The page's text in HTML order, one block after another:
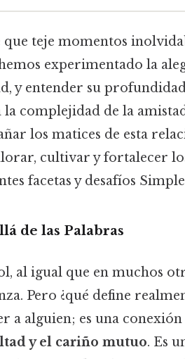
teje momentos
experimentado la
y entender su
complejidad de la
los matices de esta
cultivar y fortalecer
facetas y desafíos
de las Palabras
al igual que en muchos
Pero ¿qué define
a alguien; es una
y el cariño mutuo. Es